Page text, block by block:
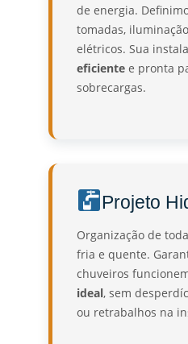
de energia.
tomadas,
elétricos. Sua
eficiente e pronta
sobrecargas.
Projeto
Organização de
fria e quente.
chuveiros
ideal, sem
ou retrabalhos na